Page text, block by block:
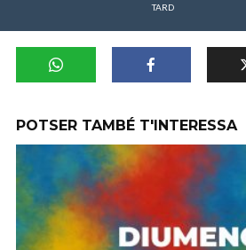
TARD
POTSER TAMBÉ T'INTERESSA